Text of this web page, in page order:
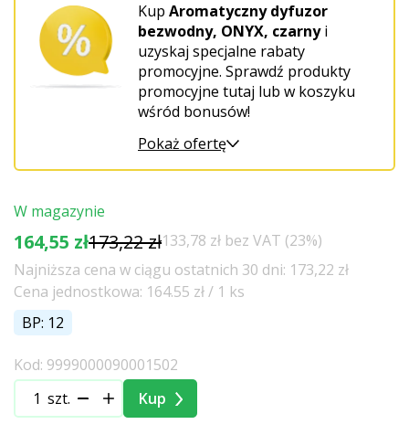
Kup Aromatyczny dyfuzor
bezwodny, ONYX, czarnyi
uzyskaj specjalne rabaty
promocyjne. Sprawdź produkty
promocyjne tutaj lub w koszyku
wśród bonusów!
Pokaż ofertę
W magazynie
164,55 zł173,22 zł133,78 zł bez VAT (23%)
Najniższa cena w ciągu ostatnich 30 dni: 173,22 zł
Cena jednostkowa: 164.55 zł / 1 ks
BP: 12
Kod: 9999000090001502
szt.
Kup